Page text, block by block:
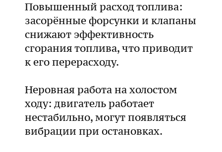
Повышенный расход топлива:
засорённые форсунки и клапаны
снижают эффективность
сгорания топлива, что приводит
к его перерасходу.
Неровная работа на холостом
ходу: двигатель работает
нестабильно, могут появляться
вибрации при остановках.